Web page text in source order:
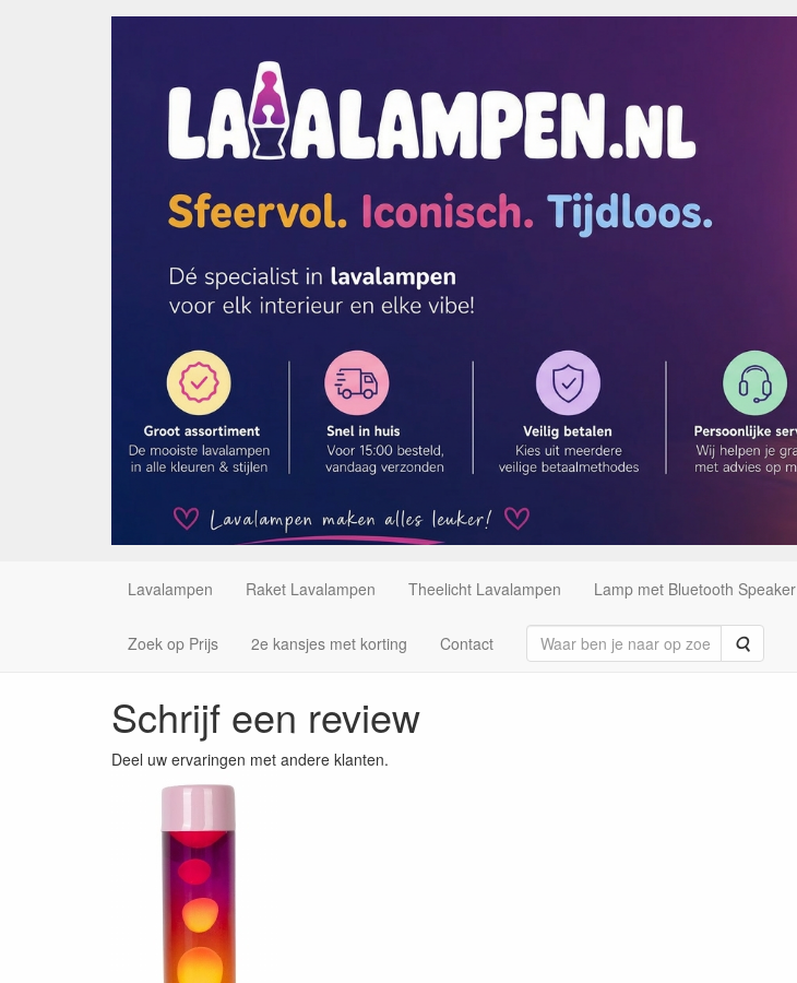
Lavalampen Raket Lavalampen Theelicht Lavalampen Lamp met Bluetooth Speaker
Zoek op Prijs 2e kansjes met korting Contact Zoeken
Schrijf een review
Deel uw ervaringen met andere klanten.